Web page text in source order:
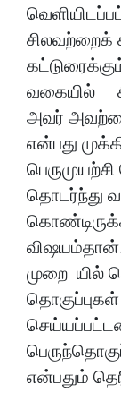
வகையில்
அவர்
என்பது
தொடர்ந்து
முறை யில்
என்பதும்